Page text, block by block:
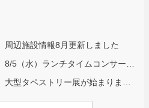
周辺施設情報8月更新しました